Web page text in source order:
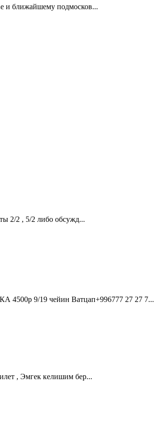
и ближайшему подмосков...
2/2 , 5/2 либо обсужд...
9/19 чейин Ватцап+996777 27 27 7...
, Эмгек келишим бер...